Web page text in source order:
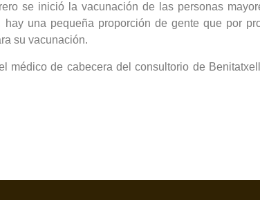
se inició la vacunación de las personas
hay una pequeña proporción de gente que por
su vacunación.
médico de cabecera del consultorio de